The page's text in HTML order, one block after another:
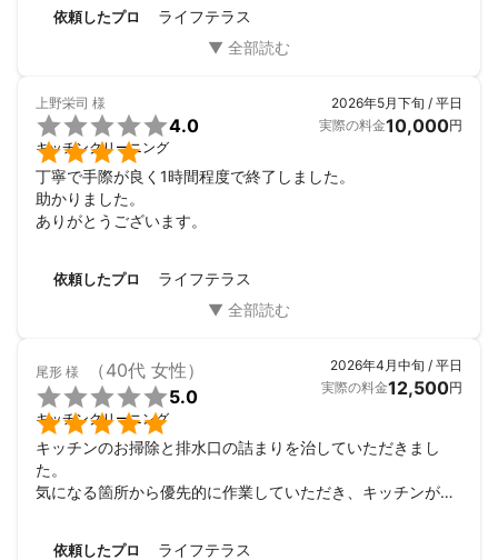
依頼したプロ ライフテラス
上野栄司 様


4.0
キッチンクリーニング
2026年5月下旬 / 平日
実際の料金10,000円
丁寧で手際が良く1時間程度で終了しました。
助かりました。
ありがとうございます。
依頼したプロ ライフテラス
尾形 様 （40代 女性）


5.0
キッチンクリーニング
2026年4月中旬 / 平日
実際の料金12,500円
キッチンのお掃除と排水口の詰まりを治していただきまし
た。
気になる箇所から優先的に作業していただき、キッチンがい
依頼したプロ ライフテラス